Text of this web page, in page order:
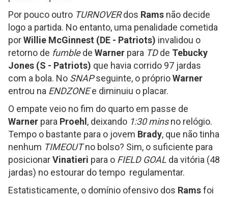
Por pouco outro TURNOVERdos Rams não decide
logo a partida. No entanto, uma penalidade cometida
porWillie McGinnest (DE - Patriots) invalidou o
retorno de fumblede Warner para TDde Tebucky
Jones (S - Patriots) que havia corrido 97 jardas
com a bola. No SNAPseguinte, o próprioWarner
entrou na ENDZONEe diminuiu o placar.
O empate veio no fim do quarto em passe de
Warner para Proehl , deixando 1:30 minsno relógio.
Tempo o bastante para o jovem Brady, que não tinha
nenhum TIMEOUTno bolso? Sim, o suficiente para
posicionarVinatieri para o FIELD GOAL da vitória (48
jardas) no estourar do tempo regulamentar.
Estatisticamente, o domínio ofensivo dos Ramsfoi